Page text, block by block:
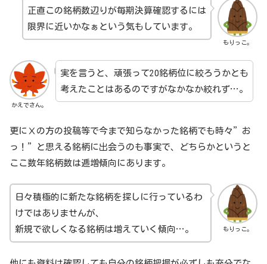
もりっこ。
正直この銘柄数辺りが毎期決算確認するには
限界に近いかなぁという気もしています。
かえでさん。
実を言うと、頑張って20銘柄位に絞ろうかとも
考えたことはあるのですがなかなか絞れず…。
更にⅩの方の投稿等で今まで知らなかった銘柄でも時々”お
っ！”と思える銘柄に出会うのも事実で、どちらかというと
ここ数年銘柄数は逓増傾向にあります。
もりっこ。
日々積極的に新たな銘柄を探しに行っているわ
けではありませんが、
新規で欲しくなる銘柄は増えていく傾向…。